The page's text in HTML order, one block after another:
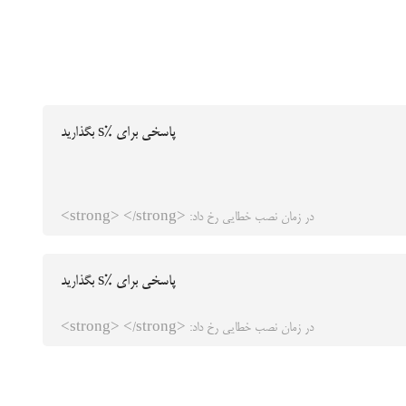
پاسخی برای %s بگذارید
در زمان نصب خطایی رخ داد: <strong> </strong>
پاسخی برای %s بگذارید
در زمان نصب خطایی رخ داد: <strong> </strong>